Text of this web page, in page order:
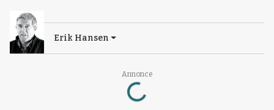
Annonce
Loading...
Erik Hansen